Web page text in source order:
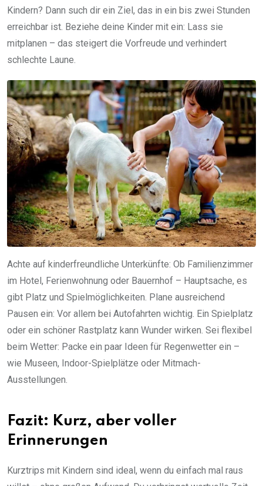
Kindern? Dann such dir ein Ziel, das in ein bis zwei Stunden
erreichbar ist. Beziehe deine Kinder mit ein: Lass sie
mitplanen – das steigert die Vorfreude und verhindert
schlechte Laune.
Achte auf kinderfreundliche Unterkünfte: Ob Familienzimmer
im Hotel, Ferienwohnung oder Bauernhof – Hauptsache, es
gibt Platz und Spielmöglichkeiten. Plane ausreichend
Pausen ein: Vor allem bei Autofahrten wichtig. Ein Spielplatz
oder ein schöner Rastplatz kann Wunder wirken. Sei flexibel
beim Wetter: Packe ein paar Ideen für Regenwetter ein –
wie Museen, Indoor-Spielplätze oder Mitmach-
Ausstellungen.
Fazit: Kurz, aber voller
Erinnerungen
Kurztrips mit Kindern sind ideal, wenn du einfach mal raus